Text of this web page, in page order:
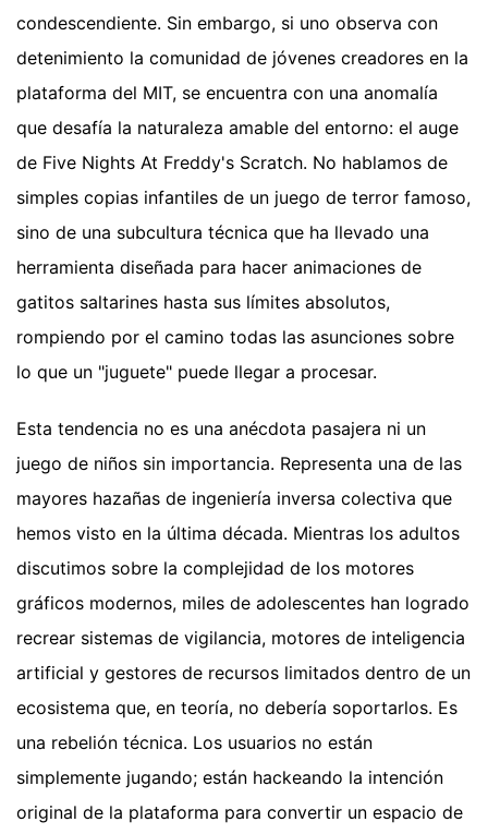
condescendiente. Sin embargo, si uno observa con
detenimiento la comunidad de jóvenes creadores en la
plataforma del MIT, se encuentra con una anomalía
que desafía la naturaleza amable del entorno: el auge
de Five Nights At Freddy's Scratch. No hablamos de
simples copias infantiles de un juego de terror famoso,
sino de una subcultura técnica que ha llevado una
herramienta diseñada para hacer animaciones de
gatitos saltarines hasta sus límites absolutos,
rompiendo por el camino todas las asunciones sobre
lo que un "juguete" puede llegar a procesar.
Esta tendencia no es una anécdota pasajera ni un
juego de niños sin importancia. Representa una de las
mayores hazañas de ingeniería inversa colectiva que
hemos visto en la última década. Mientras los adultos
discutimos sobre la complejidad de los motores
gráficos modernos, miles de adolescentes han logrado
recrear sistemas de vigilancia, motores de inteligencia
artificial y gestores de recursos limitados dentro de un
ecosistema que, en teoría, no debería soportarlos. Es
una rebelión técnica. Los usuarios no están
simplemente jugando; están hackeando la intención
original de la plataforma para convertir un espacio de